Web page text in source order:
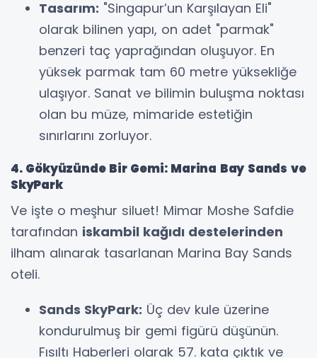
Tasarım: "Singapur’un Karşılayan Eli"
olarak bilinen yapı, on adet "parmak"
benzeri taç yaprağından oluşuyor. En
yüksek parmak tam 60 metre yüksekliğe
ulaşıyor. Sanat ve bilimin buluşma noktası
olan bu müze, mimaride estetiğin
sınırlarını zorluyor.
4. Gökyüzünde Bir Gemi: Marina Bay Sands ve
SkyPark
Ve işte o meşhur siluet! Mimar Moshe Safdie
tarafından iskambil kağıdı destelerinden
ilham alınarak tasarlanan Marina Bay Sands
oteli.
Sands SkyPark: Üç dev kule üzerine
kondurulmuş bir gemi figürü düşünün.
Fısıltı Haberleri olarak 57. kata çıktık ve